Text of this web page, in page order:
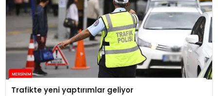
Trafikte yeni yaptırımlar geliyor